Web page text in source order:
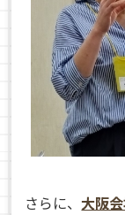
さらに、 大阪